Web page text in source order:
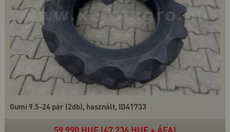
Gumi 9.5-24 pár (2db), használt, ID41733